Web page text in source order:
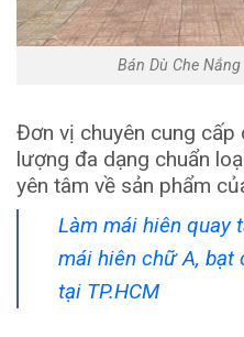
Bán Dù Che
Đơn vị chuyên cung cấp
lượng đa dạng chuẩn
yên tâm về sản phẩm
Làm mái hiên quay
mái hiên chữ A, bạt
tại TP.HCM